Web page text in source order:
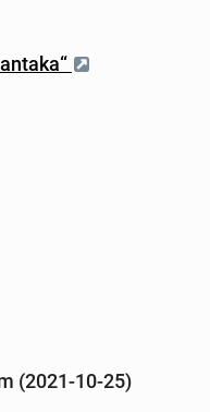
(2021-10-25)